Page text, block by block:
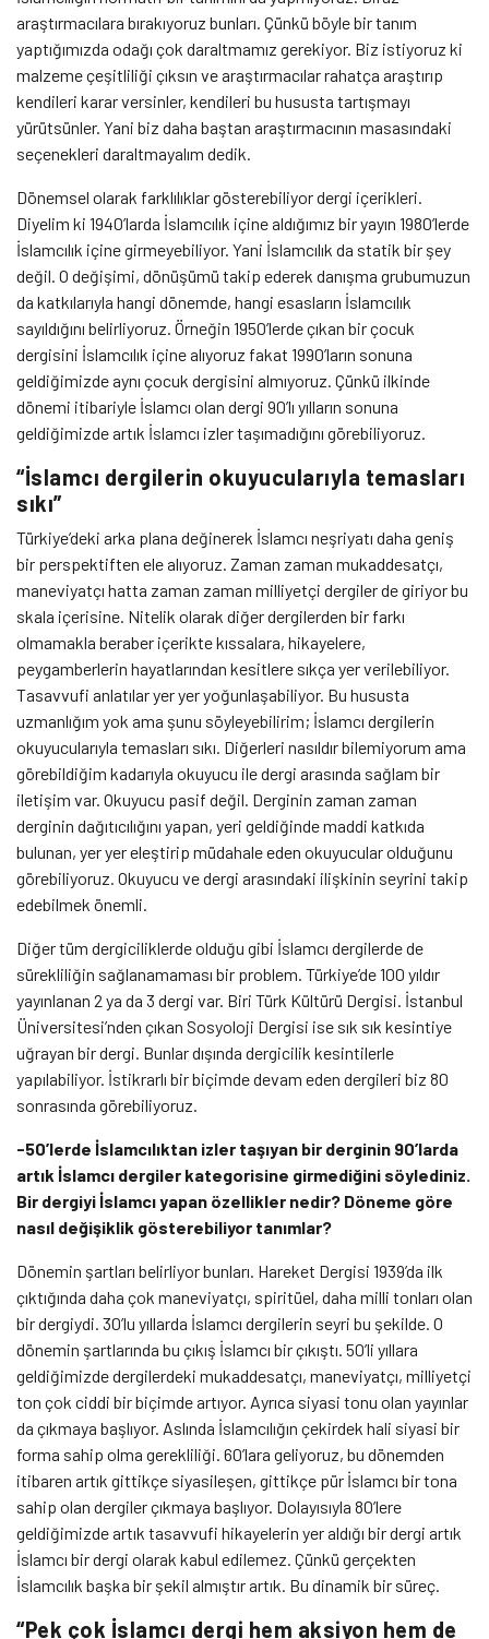
araştırmacılara bırakıyoruz bunları. Çünkü böyle bir tanım
yaptığımızda odağı çok daraltmamız gerekiyor. Biz istiyoruz ki
malzeme çeşitliliği çıksın ve araştırmacılar rahatça araştırıp
kendileri karar versinler, kendileri bu hususta tartışmayı
yürütsünler. Yani biz daha baştan araştırmacının masasındaki
seçenekleri daraltmayalım dedik.
Dönemsel olarak farklılıklar gösterebiliyor dergi içerikleri.
Diyelim ki 1940’larda İslamcılık içine aldığımız bir yayın 1980’lerde
İslamcılık içine girmeyebiliyor. Yani İslamcılık da statik bir şey
değil. O değişimi, dönüşümü takip ederek danışma grubumuzun
da katkılarıyla hangi dönemde, hangi esasların İslamcılık
sayıldığını belirliyoruz. Örneğin 1950’lerde çıkan bir çocuk
dergisini İslamcılık içine alıyoruz fakat 1990’ların sonuna
geldiğimizde aynı çocuk dergisini almıyoruz. Çünkü ilkinde
dönemi itibariyle İslamcı olan dergi 90’lı yılların sonuna
geldiğimizde artık İslamcı izler taşımadığını görebiliyoruz.
“İslamcı dergilerin okuyucularıyla temasları
sıkı”
Türkiye’deki arka plana değinerek İslamcı neşriyatı daha geniş
bir perspektiften ele alıyoruz. Zaman zaman mukaddesatçı,
maneviyatçı hatta zaman zaman milliyetçi dergiler de giriyor bu
skala içerisine. Nitelik olarak diğer dergilerden bir farkı
olmamakla beraber içerikte kıssalara, hikayelere,
peygamberlerin hayatlarından kesitlere sıkça yer verilebiliyor.
Tasavvufi anlatılar yer yer yoğunlaşabiliyor. Bu hususta
uzmanlığım yok ama şunu söyleyebilirim; İslamcı dergilerin
okuyucularıyla temasları sıkı. Diğerleri nasıldır bilemiyorum ama
görebildiğim kadarıyla okuyucu ile dergi arasında sağlam bir
iletişim var. Okuyucu pasif değil. Derginin zaman zaman
derginin dağıtıcılığını yapan, yeri geldiğinde maddi katkıda
bulunan, yer yer eleştirip müdahale eden okuyucular olduğunu
görebiliyoruz. Okuyucu ve dergi arasındaki ilişkinin seyrini takip
edebilmek önemli.
Diğer tüm dergiciliklerde olduğu gibi İslamcı dergilerde de
sürekliliğin sağlanamaması bir problem. Türkiye’de 100 yıldır
yayınlanan 2 ya da 3 dergi var. Biri Türk Kültürü Dergisi. İstanbul
Üniversitesi’nden çıkan Sosyoloji Dergisi ise sık sık kesintiye
uğrayan bir dergi. Bunlar dışında dergicilik kesintilerle
yapılabiliyor. İstikrarlı bir biçimde devam eden dergileri biz 80
sonrasında görebiliyoruz.
-50’lerde İslamcılıktan izler taşıyan bir derginin 90’larda
artık İslamcı dergiler kategorisine girmediğini söylediniz.
Bir dergiyi İslamcı yapan özellikler nedir? Döneme göre
nasıl değişiklik gösterebiliyor tanımlar?
Dönemin şartları belirliyor bunları. Hareket Dergisi 1939’da ilk
çıktığında daha çok maneviyatçı, spiritüel, daha milli tonları olan
bir dergiydi. 30’lu yıllarda İslamcı dergilerin seyri bu şekilde. O
dönemin şartlarında bu çıkış İslamcı bir çıkıştı. 50’li yıllara
geldiğimizde dergilerdeki mukaddesatçı, maneviyatçı, milliyetçi
ton çok ciddi bir biçimde artıyor. Ayrıca siyasi tonu olan yayınlar
da çıkmaya başlıyor. Aslında İslamcılığın çekirdek hali siyasi bir
forma sahip olma gerekliliği. 60’lara geliyoruz, bu dönemden
itibaren artık gittikçe siyasileşen, gittikçe pür İslamcı bir tona
sahip olan dergiler çıkmaya başlıyor. Dolayısıyla 80’lere
geldiğimizde artık tasavvufi hikayelerin yer aldığı bir dergi artık
İslamcı bir dergi olarak kabul edilemez. Çünkü gerçekten
İslamcılık başka bir şekil almıştır artık. Bu dinamik bir süreç.
“Pek çok İslamcı dergi hem aksiyon hem de